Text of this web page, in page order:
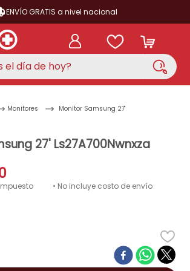
ENVÍO GRATIS a nivel nacional
día de hoy?
Monitores
Monitor Samsung 27'
27' Ls27A700Nwnxza
• No incluye costo de envío
BUSCADOS